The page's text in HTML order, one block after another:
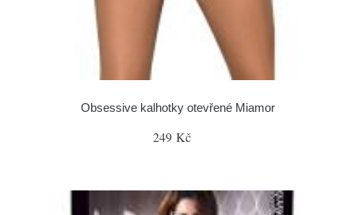
Obsessive kalhotky otevřené Miamor
249 Kč